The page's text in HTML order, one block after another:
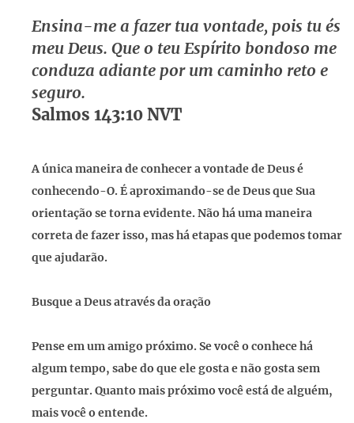
Ensina-me a fazer tua vontade, pois tu és
meu Deus. Que o teu Espírito bondoso me
conduza adiante por um caminho reto e
seguro.
Salmos 143:10 NVT
A única maneira de conhecer a vontade de Deus é
conhecendo-O. É aproximando-se de Deus que Sua
orientação se torna evidente. Não há uma maneira
correta de fazer isso, mas há etapas que podemos tomar
que ajudarão.
Busque a Deus através da oração
Pense em um amigo próximo. Se você o conhece há
algum tempo, sabe do que ele gosta e não gosta sem
perguntar. Quanto mais próximo você está de alguém,
mais você o entende.